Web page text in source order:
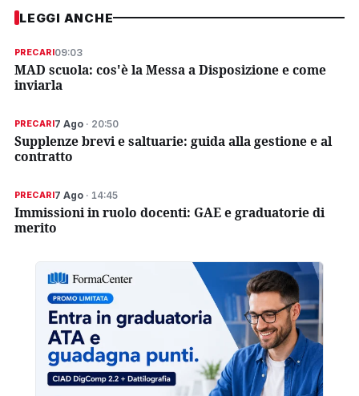
LEGGI ANCHE
PRECARI09:03
MAD scuola: cos'è la Messa a Disposizione e come
inviarla
PRECARI7 Ago· 20:50
Supplenze brevi e saltuarie: guida alla gestione e al
contratto
PRECARI7 Ago· 14:45
Immissioni in ruolo docenti: GAE e graduatorie di
merito